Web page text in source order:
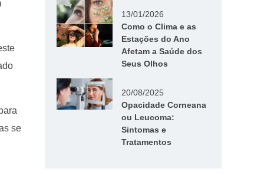
se
13/01/2026
Como o Clima e as
Estações do Ano
Afetam a Saúde dos
Seus Olhos
20/08/2025
Opacidade Corneana
ou Leucoma:
Sintomas e
Tratamentos